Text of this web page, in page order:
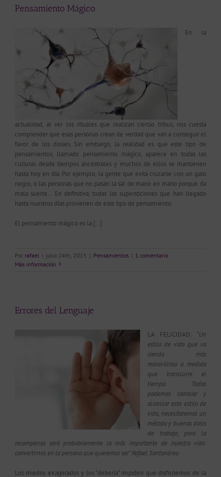
Pensamiento Mágico
En la
actualidad, al ver los rituales que realizan ciertas tribus, nos cuesta
comprender que esas personas crean de verdad que van a conseguir el
favor de los dioses. Sin embargo, la realidad es que este tipo de
pensamientos, llamado pensamiento mágico, aparece en todas las
culturas desde tiempos ancestrales y muchos de ellos se mantienen
hasta hoy en día. Por ejemplo, la gente que evita cruzarse con un gato
negro, o las personas que no pasan la sal de mano en mano porque da
mala suerte… En definitiva, todas las supersticiones que han llegado
hasta nuestros días provienen de este tipo de pensamiento.
El pensamiento mágico es la […]
Por rafael | julio 24th, 2015 | Pensamientos | 1 comentario
Más información
Errores del Lenguaje
LA FELICIDAD: “Un
estilo de vida que va
siendo más
maravilloso a medida
que transcurre el
tiempo. Todos
podemos cambiar y
alcanzar este estilo de
vida, necesitaremos un
método y buenas dosis
de trabajo, pero la
recompensa será probablemente la más importante de nuestra vida:
convertirnos en la persona que queremos ser” Rafael Santandreu
Los miedos exagerados y los “debería” impiden que disfrutemos de la